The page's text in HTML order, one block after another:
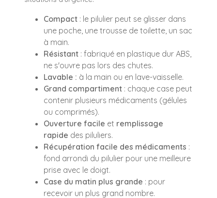
Compact : le pilulier peut se glisser dans
une poche, une trousse de toilette, un sac
à main.
Résistant : fabriqué en plastique dur ABS,
ne s'ouvre pas lors des chutes.
Lavable : à la main ou en lave-vaisselle.
Grand compartiment : chaque case peut
contenir plusieurs médicaments (gélules
ou comprimés).
Ouverture facile et remplissage
rapide des piluliers.
Récupération facile des médicaments :
fond arrondi du pilulier pour une meilleure
prise avec le doigt.
Case du matin plus grande : pour
recevoir un plus grand nombre.